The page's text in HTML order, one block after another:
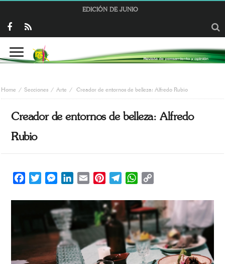
EDICIÓN DE JUNIO
Home Secciones Arte Creador de entornos de belleza: Alfredo Rubio
Creador de entornos de belleza: Alfredo
Rubio
FacebookTwitterMessengerLinkedIn
Email PinterestTelegramWhatsApp